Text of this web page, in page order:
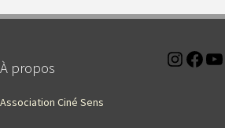
À propos
Association Ciné Sens